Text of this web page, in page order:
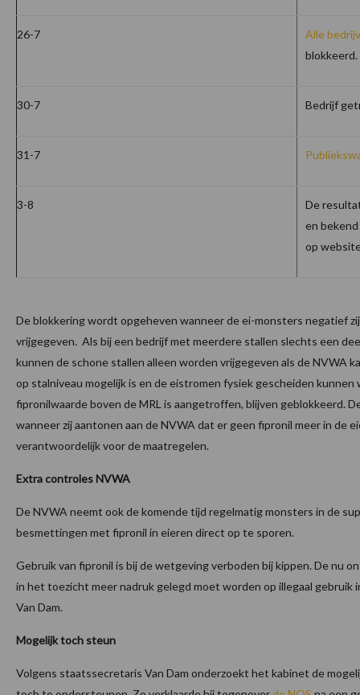
26-7
Alle
blokkeerd.
30-7 Bedrijf
31-7
3-8
De
en
op
De blokkering wordt opgeheven wanneer de ei-monsters negatief
vrijgegeven. Als bij een bedrijf met meerdere stallen slechts een
kunnen de schone stallen alleen worden vrijgegeven als de NVWA
op stalniveau mogelijk is en de eistromen fysiek gescheiden kunnen
fipronilwaarde boven de MRL is aangetroffen, blijven geblokkeerd.
wanneer zij aantonen aan de NVWA dat er geen fipronil meer in de
verantwoordelijk voor de maatregelen.
Extra controles NVWA
De NVWA neemt ook de komende tijd regelmatig monsters in de
besmettingen met fipronil in eieren direct op te sporen.
Gebruik van fipronil is bij de wetgeving verboden bij kippen. De nu
in het toezicht meer nadruk gelegd moet worden op illegaal gebruik
Van Dam.
Mogelijk toch steun
Volgens staatssecretaris Van Dam onderzoekt het kabinet de